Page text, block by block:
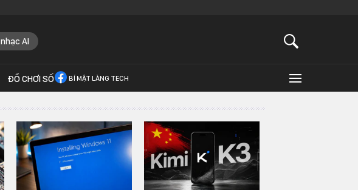
nhạc AI
ĐỒ CHƠI SỐ BÍ MẬT LÀNG TECH